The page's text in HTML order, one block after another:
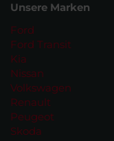
Unsere Marken
Ford
Ford Transit
Kia
Nissan
Volkswagen
Renault
Peugeot
Skoda